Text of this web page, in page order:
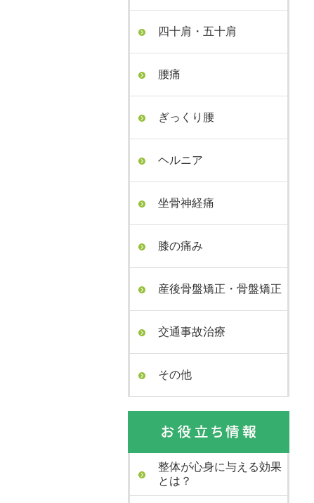
四十肩・五十肩
腰痛
ぎっくり腰
ヘルニア
坐骨神経痛
膝の痛み
産後骨盤矯正・骨盤矯正
交通事故治療
その他
整体が心身に与える効果
とは？